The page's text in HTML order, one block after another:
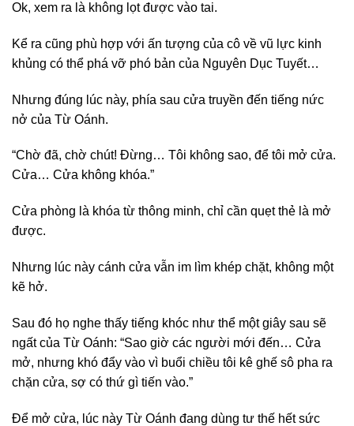
Ok, xem ra là không lọt được vào tai.
Kể ra cũng phù hợp với ấn tượng của cô về vũ lực kinh
khủng có thể phá vỡ phó bản của Nguyên Dục Tuyết…
Nhưng đúng lúc này, phía sau cửa truyền đến tiếng nức
nở của Từ Oánh.
“Chờ đã, chờ chút! Đừng… Tôi không sao, để tôi mở cửa.
Cửa… Cửa không khóa.”
Cửa phòng là khóa từ thông minh, chỉ cần quẹt thẻ là mở
được.
Nhưng lúc này cánh cửa vẫn im lìm khép chặt, không một
kẽ hở.
Sau đó họ nghe thấy tiếng khóc như thể một giây sau sẽ
ngất của Từ Oánh: “Sao giờ các người mới đến… Cửa
mở, nhưng khó đẩy vào vì buổi chiều tôi kê ghế sô pha ra
chặn cửa, sợ có thứ gì tiến vào.”
Để mở cửa, lúc này Từ Oánh đang dùng tư thế hết sức